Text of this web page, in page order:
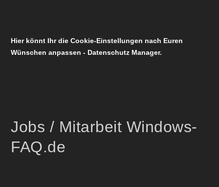
Hier könnt Ihr die Cookie-Einstellungen nach Euren
Wünschen anpassen - Datenschutz Manager.
Jobs / Mitarbeit Windows-
FAQ.de